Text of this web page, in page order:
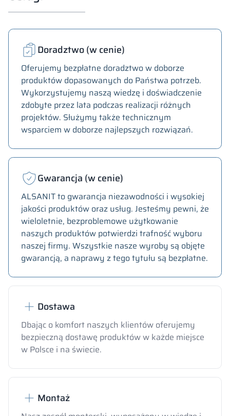
Doradztwo (w cenie)
Oferujemy bezpłatne doradztwo w doborze
produktów dopasowanych do Państwa potrzeb.
Wykorzystujemy naszą wiedzę i doświadczenie
zdobyte przez lata podczas realizacji różnych
projektów. Służymy także technicznym
wsparciem w doborze najlepszych rozwiązań.
Gwarancja (w cenie)
ALSANIT to gwarancja niezawodności i wysokiej
jakości produktów oraz usług. Jesteśmy pewni, że
wieloletnie, bezproblemowe użytkowanie
naszych produktów potwierdzi trafność wyboru
naszej firmy. Wszystkie nasze wyroby są objęte
gwarancją, a naprawy z tego tytułu są bezpłatne.
Dostawa
Dbając o komfort naszych klientów oferujemy
bezpieczną dostawę produktów w każde miejsce
w Polsce i na świecie.
Montaż